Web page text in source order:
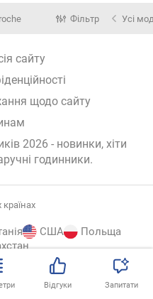
Відгуки Запитати
Фільтр Усі
сайту
щодо сайту
2026 - новинки, хіти
годинники.
США
Польща
ВГОРУ